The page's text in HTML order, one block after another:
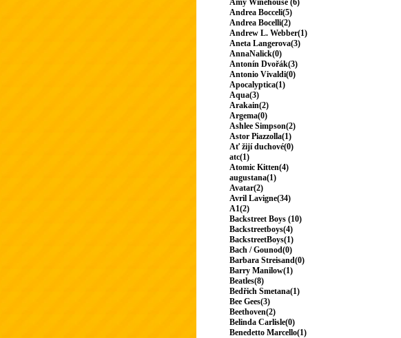
Amy Winehouse (6)
Andrea Bocceli(5)
Andrea Bocelli(2)
Andrew L. Webber(1)
Aneta Langerova(3)
AnnaNalick(0)
Antonín Dvořák(3)
Antonio Vivaldi(0)
Apocalyptica(1)
Aqua(3)
Arakain(2)
Argema(0)
Ashlee Simpson(2)
Astor Piazzolla(1)
Ať žijí duchové(0)
atc(1)
Atomic Kitten(4)
augustana(1)
Avatar(2)
Avril Lavigne(34)
A1(2)
Backstreet Boys (10)
Backstreetboys(4)
BackstreetBoys(1)
Bach / Gounod(0)
Barbara Streisand(0)
Barry Manilow(1)
Beatles(8)
Bedřich Smetana(1)
Bee Gees(3)
Beethoven(2)
Belinda Carlisle(0)
Benedetto Marcello(1)